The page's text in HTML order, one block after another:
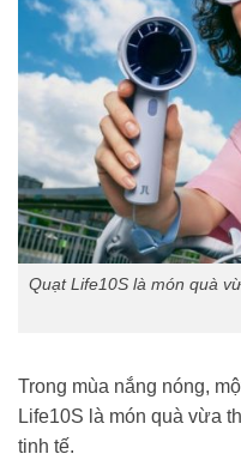
Quạt Life10S là món quà
Trong mùa nắng nóng,
Life10S là món quà vừa
tinh tế.